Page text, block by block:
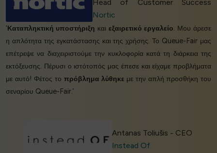
Head of Customer Success
Nortic
‘Καταπληκτική υποστήριξη και εξαιρετικό εργαλείο. Μου άρεσε
η απλότητα της εγκατάστασης και της χρήσης. Το Queue-Fair μας
επέτρεψε να διαχειριστούμε την κυκλοφορία κατά τη διάρκεια της
εκτόξευσης. Πέρυσι ο ιστότοπός μας έπεσε και είχαμε προβλήματα
με αυτό! Φέτος το πρόβλημα λύθηκε με την απλή προσθήκη του
σεναρίου Queue-Fair.’
Antanas Toliušis - CEO
Instead Of